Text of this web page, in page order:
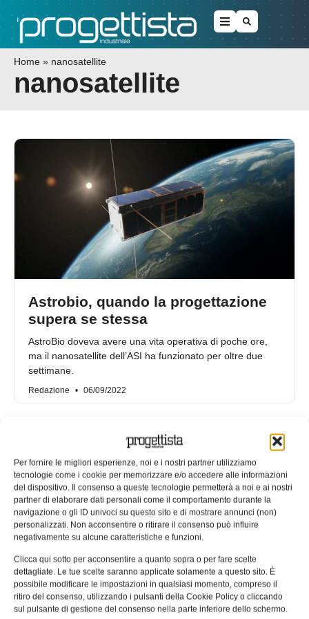
Per fornire le migliori esperienze, noi e i nostri partner utilizziamo
tecnologie come i cookie per memorizzare e/o accedere alle informazioni
del dispositivo. Il consenso a queste tecnologie permetterà a noi e ai nostri
partner di elaborare dati personali come il comportamento durante la
navigazione o gli ID univoci su questo sito e di mostrare annunci (non)
personalizzati. Non acconsentire o ritirare il consenso può influire
negativamente su alcune caratteristiche e funzioni.
Clicca qui sotto per acconsentire a quanto sopra o per fare scelte
dettagliate. Le tue scelte saranno applicate solamente a questo sito. È
possibile modificare le impostazioni in qualsiasi momento, compreso il
ritiro del consenso, utilizzando i pulsanti della Cookie Policy o cliccando
sul pulsante di gestione del consenso nella parte inferiore dello schermo.
Home » nanosatellite
nanosatellite
Astrobio, quando la progettazione
supera se stessa
AstroBio doveva avere una vita operativa di poche ore,
ma il nanosatellite dell’ASI ha funzionato per oltre due
settimane.
Redazione 06/09/2022
Atena: un sistema robotico italiano
per testare i nanosatelliti